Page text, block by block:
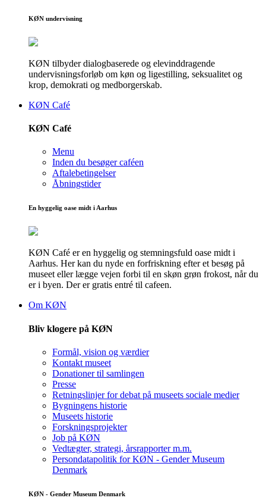
KØN undervisning
KØN tilbyder dialogbaserede og elevinddragende
undervisningsforløb om køn og ligestilling, seksualitet og
krop, demokrati og medborgerskab.
KØN Café
KØN Café
Menu
Inden du besøger caféen
Aftalebetingelser
Åbningstider
En hyggelig oase midt i Aarhus
KØN Café er en hyggelig og stemningsfuld oase midt i
Aarhus. Her kan du nyde en forfriskning efter et besøg på
museet eller lægge vejen forbi til en skøn grøn frokost, når du
er i byen. Der er gratis entré til cafeen.
Om KØN
Bliv klogere på KØN
Formål, vision og værdier
Kontakt museet
Donationer til samlingen
Presse
Retningslinjer for debat på museets sociale medier
Bygningens historie
Museets historie
Forskningsprojekter
Job på KØN
Vedtægter, strategi, årsrapporter m.m.
Persondatapolitik for KØN - Gender Museum
Denmark
KØN - Gender Museum Denmark